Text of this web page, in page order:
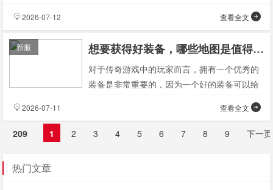
果不进行对兵器的学习和锻炼的话，那你的实
查看全文
2026-07-12
想要获得好装备，哪些地图是值得大家去的？
对于传奇游戏中的玩家而言，拥有一个优秀的
装备是非常重要的，因为一个好的装备可以给
玩家的实力带来很大的提高，所以如果想要使
新服
查看全文
2026-07-11
209 1 2 3 4 5 6 7 8 9 下一页
热门文章